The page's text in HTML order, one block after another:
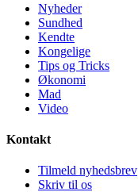
Nyheder
Sundhed
Kendte
Kongelige
Tips og Tricks
Økonomi
Mad
Video
Kontakt
Tilmeld nyhedsbrev
Skriv til os